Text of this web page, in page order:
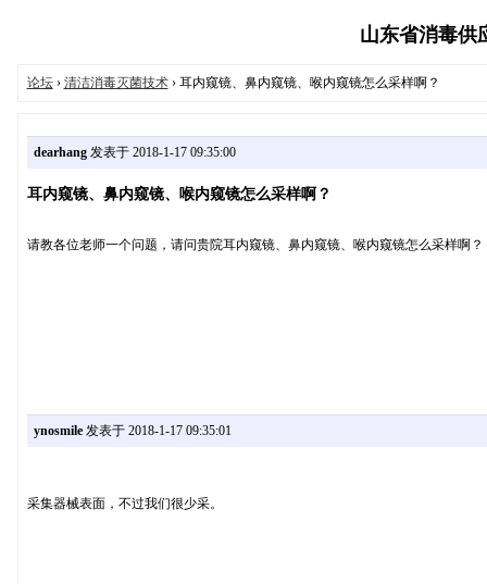
山东省消毒供
论坛› 清洁消毒灭菌技术› 耳内窥镜、鼻内窥镜、喉内窥镜怎么采样啊？
dearhang发表于 2018-1-17 09:35:00
耳内窥镜、鼻内窥镜、喉内窥镜怎么采样啊？
请教各位老师一个问题，请问贵院耳内窥镜、鼻内窥镜、喉内窥镜怎么采样啊？
ynosmile发表于 2018-1-17 09:35:01
采集器械表面，不过我们很少采。